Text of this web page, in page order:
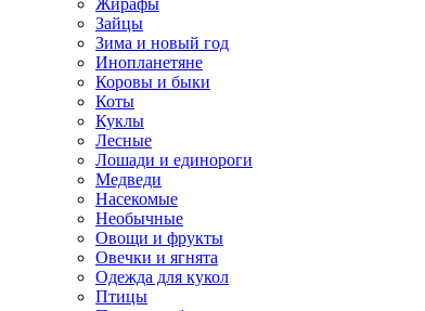
Жирафы
Зайцы
Зима и новый год
Инопланетяне
Коровы и быки
Коты
Куклы
Лесные
Лошади и единороги
Медведи
Насекомые
Необычные
Овощи и фрукты
Овечки и ягнята
Одежда для кукол
Птицы